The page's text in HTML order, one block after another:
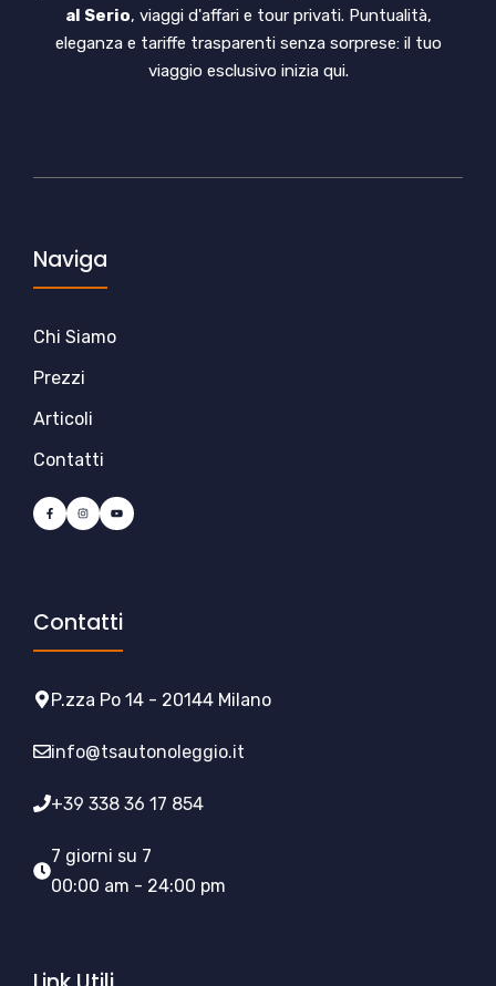
al Serio, viaggi d'affari e tour privati. Puntualità,
eleganza e tariffe trasparenti senza sorprese: il tuo
viaggio esclusivo inizia qui.
Naviga
Chi Siamo
Prezzi
Articoli
Contatti
Contatti
P.zza Po 14 - 20144 Milano
info@tsautonoleggio.it
+39 338 36 17 854
7 giorni su 7
00:00 am - 24:00 pm